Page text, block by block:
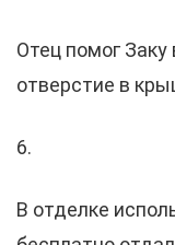
Отец помог
отверстие в
6.
В отделке